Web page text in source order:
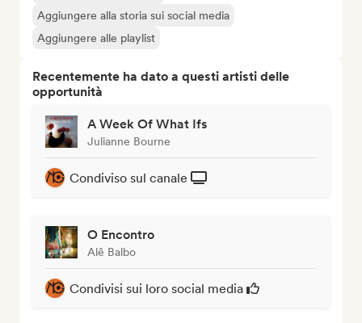
Aggiungere alla storia sui social media
Aggiungere alle playlist
Recentemente ha dato a questi artisti delle
opportunità
A Week Of What Ifs
Julianne Bourne
Condiviso sul canale
O Encontro
Alê Balbo
Condivisi sui loro social media